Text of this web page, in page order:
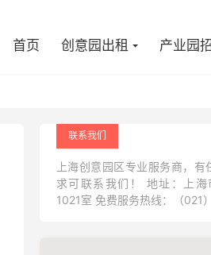
首页 创意园出租 产业园
联系我们
上海创意园区专业服务商，
求可联系我们！ 地址：上
1021室 免费服务热线：（021